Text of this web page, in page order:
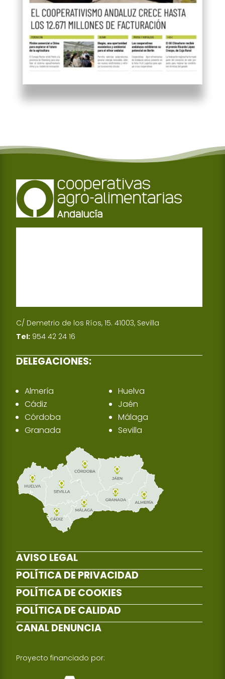
C/ Demetrio de los Ríos, 15. 41003, Sevilla
Tel: 954 42 24 16
DELEGACIONES:
Almería
Cádiz
Córdoba
Granada
Huelva
Jaén
Málaga
Sevilla
AVISO LEGAL
POLÍTICA DE PRIVACIDAD
POLÍTICA DE COOKIES
POLÍTICA DE CALIDAD
CANAL DENUNCIA
Proyecto financiado por: